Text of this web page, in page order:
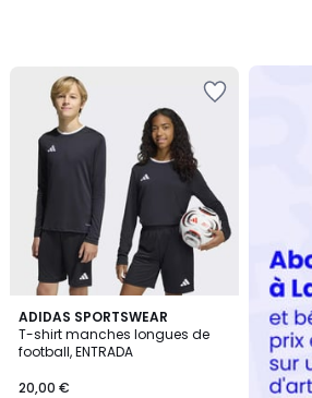
ADIDAS SPORTSWEAR
T-shirt manches longues de
football, ENTRADA
20,00 €